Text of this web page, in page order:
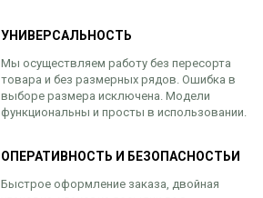
УНИВЕРСАЛЬНОСТЬ
Мы осуществляем работу без пересорта
товара и без размерных рядов. Ошибка в
выборе размера исключена. Модели
функциональны и просты в использовании.
ОПЕРАТИВНОСТЬ И БЕЗОПАСНОСТЬИ
Быстрое оформление заказа, двойная